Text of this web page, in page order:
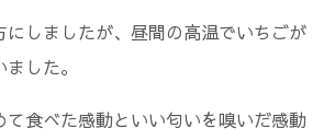
にしましたが、昼間の高温でいちごが
した。
て食べた感動といい匂いを嗅いだ感動